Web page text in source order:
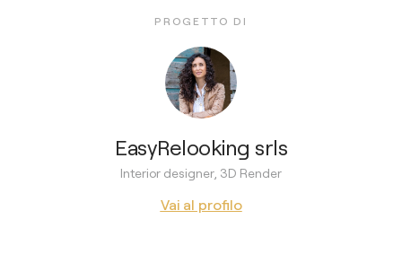
PROGETTO DI
EasyRelooking srls
Interior designer, 3D Render
Vai al profilo